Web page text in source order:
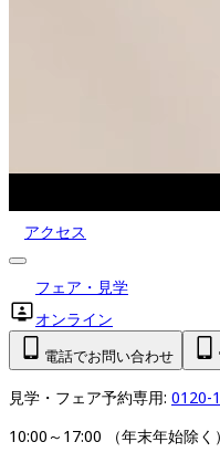
アクセス
フェア・見学
オンライン
電話でお問い合わせ
見学・フェア予約専用: 0120-
10:00～17:00 （年末年始除く）